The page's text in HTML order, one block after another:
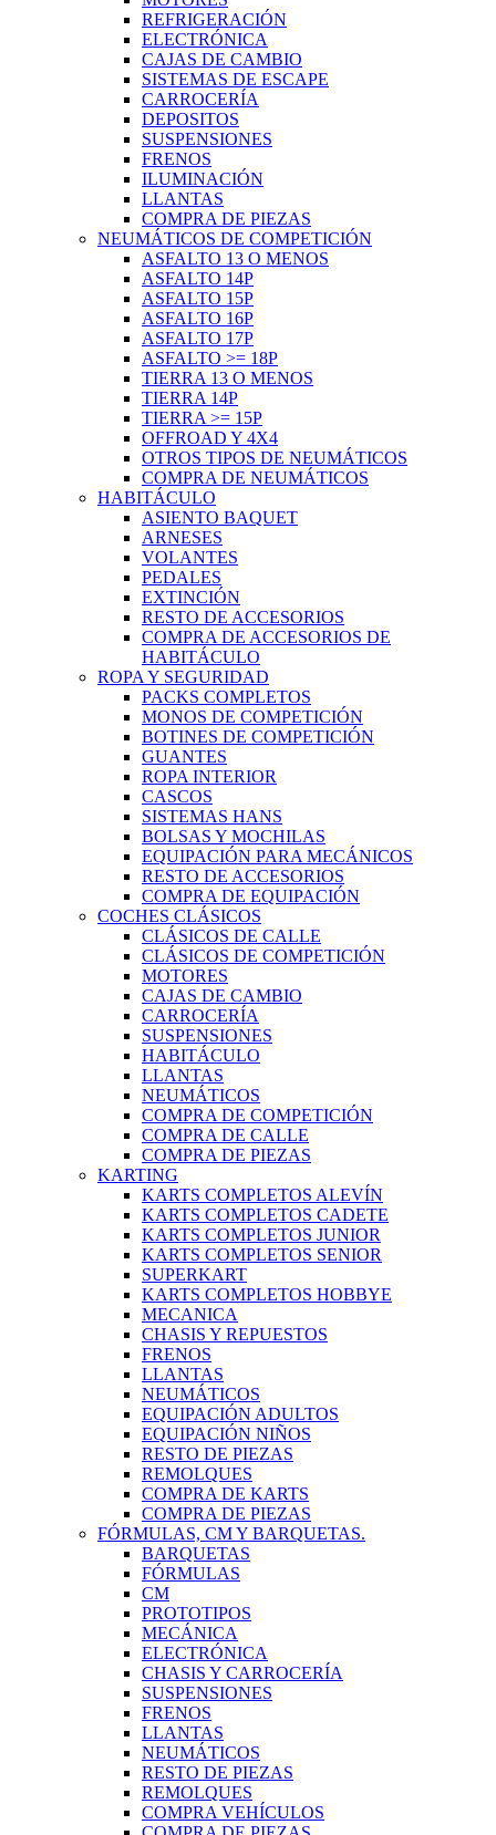
REFRIGERACIÓN
ELECTRÓNICA
CAJAS DE CAMBIO
SISTEMAS DE ESCAPE
CARROCERÍA
DEPOSITOS
SUSPENSIONES
FRENOS
ILUMINACIÓN
LLANTAS
COMPRA DE PIEZAS
NEUMÁTICOS DE COMPETICIÓN
ASFALTO 13 O MENOS
ASFALTO 14P
ASFALTO 15P
ASFALTO 16P
ASFALTO 17P
ASFALTO >= 18P
TIERRA 13 O MENOS
TIERRA 14P
TIERRA >= 15P
OFFROAD Y 4X4
OTROS TIPOS DE NEUMÁTICOS
COMPRA DE NEUMÁTICOS
HABITÁCULO
ASIENTO BAQUET
ARNESES
VOLANTES
PEDALES
EXTINCIÓN
RESTO DE ACCESORIOS
COMPRA DE ACCESORIOS DE
HABITÁCULO
ROPA Y SEGURIDAD
PACKS COMPLETOS
MONOS DE COMPETICIÓN
BOTINES DE COMPETICIÓN
GUANTES
ROPA INTERIOR
CASCOS
SISTEMAS HANS
BOLSAS Y MOCHILAS
EQUIPACIÓN PARA MECÁNICOS
RESTO DE ACCESORIOS
COMPRA DE EQUIPACIÓN
COCHES CLÁSICOS
CLÁSICOS DE CALLE
CLÁSICOS DE COMPETICIÓN
MOTORES
CAJAS DE CAMBIO
CARROCERÍA
SUSPENSIONES
HABITÁCULO
LLANTAS
NEUMÁTICOS
COMPRA DE COMPETICIÓN
COMPRA DE CALLE
COMPRA DE PIEZAS
KARTING
KARTS COMPLETOS ALEVÍN
KARTS COMPLETOS CADETE
KARTS COMPLETOS JUNIOR
KARTS COMPLETOS SENIOR
SUPERKART
KARTS COMPLETOS HOBBYE
MECANICA
CHASIS Y REPUESTOS
FRENOS
LLANTAS
NEUMÁTICOS
EQUIPACIÓN ADULTOS
EQUIPACIÓN NIÑOS
RESTO DE PIEZAS
REMOLQUES
COMPRA DE KARTS
COMPRA DE PIEZAS
FÓRMULAS, CM Y BARQUETAS.
BARQUETAS
FÓRMULAS
CM
PROTOTIPOS
MECÁNICA
ELECTRÓNICA
CHASIS Y CARROCERÍA
SUSPENSIONES
FRENOS
LLANTAS
NEUMÁTICOS
RESTO DE PIEZAS
REMOLQUES
COMPRA VEHÍCULOS